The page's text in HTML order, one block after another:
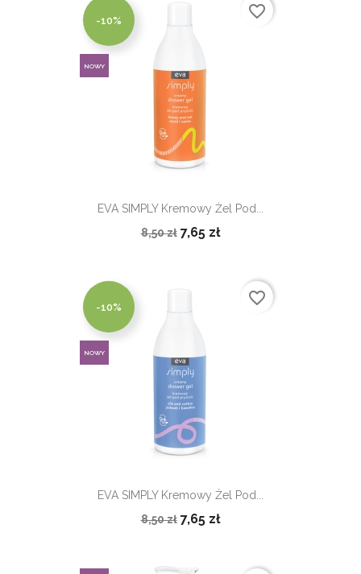
EVA SIMPLY Kremowy Żel Pod...
8,50 zł 7,65 zł
-10%
NOWY
favorite_border
EVA SIMPLY Kremowy Żel Pod...
8,50 zł 7,65 zł
-10%
NOWY
favorite_border